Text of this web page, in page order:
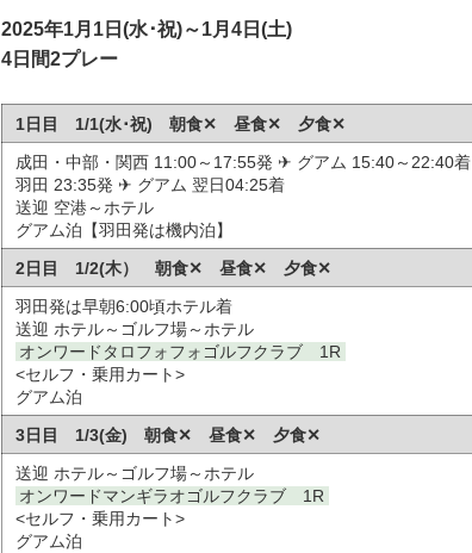
2025年1月1日(水･祝)～1月4日(土)
4日間2プレー
1日目 1/1(水･祝) 朝食✕ 昼食✕ 夕食✕
成田・中部・関西 11:00～17:55発 ✈ グアム 15:40～22:40着
羽田 23:35発 ✈ グアム 翌日04:25着
送迎 空港～ホテル
グアム泊【羽田発は機内泊】
2日目 1/2(木） 朝食✕ 昼食✕ 夕食✕
羽田発は早朝6:00頃ホテル着
送迎 ホテル～ゴルフ場～ホテル
オンワードタロフォフォゴルフクラブ 1R
<セルフ・乗用カート>
グアム泊
3日目 1/3(金) 朝食✕ 昼食✕ 夕食✕
送迎 ホテル～ゴルフ場～ホテル
オンワードマンギラオゴルフクラブ 1R
<セルフ・乗用カート>
グアム泊